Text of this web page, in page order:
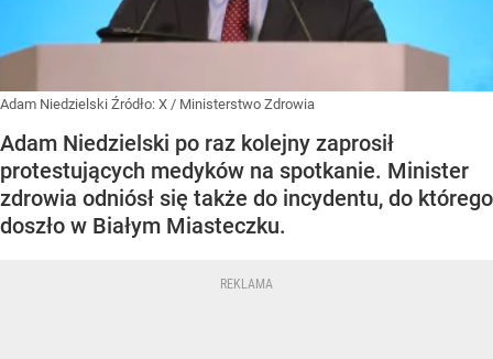
Adam Niedzielski Źródło: X / Ministerstwo Zdrowia
Adam Niedzielski po raz kolejny zaprosił
protestujących medyków na spotkanie. Minister
zdrowia odniósł się także do incydentu, do którego
doszło w Białym Miasteczku.